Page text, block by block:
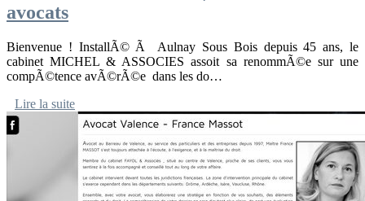
avocats
Bienvenue ! InstallÃ© Ã Aulnay Sous Bois depuis 45 ans, le
cabinet MICHEL & ASSOCIES assoit sa renommÃ©e sur une
compÃ©tence avÃ©rÃ©e dans les do…
Lire la suite